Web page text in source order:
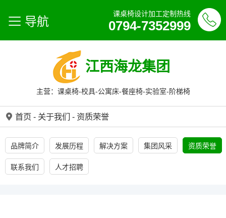
导航
课桌椅设计加工定制热线
0794-7352999
江西海龙集团
主营：课桌椅-校具-公寓床-餐座椅-实验室-阶梯椅
首页 - 关于我们 - 资质荣誉
品牌简介 发展历程 解决方案 集团风采 资质荣誉
联系我们 人才招聘